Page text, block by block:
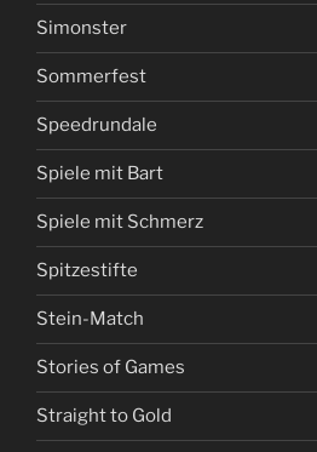
Simonster
Sommerfest
Speedrundale
Spiele mit Bart
Spiele mit Schmerz
Spitzestifte
Stein-Match
Stories of Games
Straight to Gold